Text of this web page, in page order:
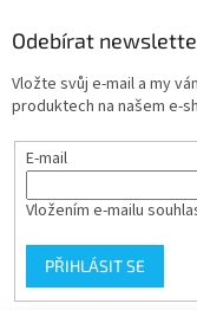
Odebírat
Vložte svůj e-mail a my
produktech na našem e-
E-mail
Vložením e-mailu
PŘIHLÁSIT SE